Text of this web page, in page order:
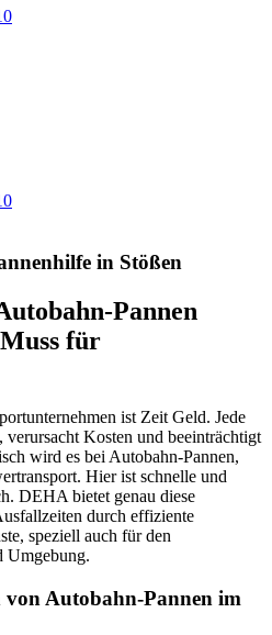
in Stößen
Pannen
für
ist Zeit Geld. Jede
Kosten und beeinträchtigt
wird es bei Autobahn-Pannen,
Hier ist schnelle und
DEHA bietet genau diese
durch effiziente
speziell auch für den
Umgebung.
Autobahn-Pannen im